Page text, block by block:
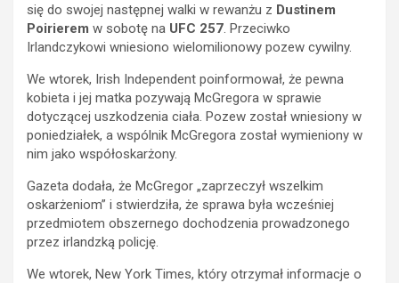
się do swojej następnej walki w rewanżu z Dustinem
Poirierem w sobotę na UFC 257. Przeciwko
Irlandczykowi wniesiono wielomilionowy pozew cywilny.
We wtorek, Irish Independent poinformował, że pewna
kobieta i jej matka pozywają McGregora w sprawie
dotyczącej uszkodzenia ciała. Pozew został wniesiony w
poniedziałek, a wspólnik McGregora został wymieniony w
nim jako współoskarżony.
Gazeta dodała, że McGregor „zaprzeczył wszelkim
oskarżeniom” i stwierdziła, że sprawa była wcześniej
przedmiotem obszernego dochodzenia prowadzonego
przez irlandzką policję.
We wtorek, New York Times, który otrzymał informacje o